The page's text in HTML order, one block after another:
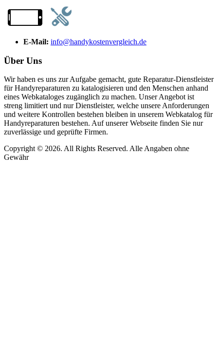
E-Mail: info@handykostenvergleich.de
Über Uns
Wir haben es uns zur Aufgabe gemacht, gute Reparatur-Dienstleister
für Handyreparaturen zu katalogisieren und den Menschen anhand
eines Webkataloges zugänglich zu machen. Unser Angebot ist
streng limitiert und nur Dienstleister, welche unsere Anforderungen
und weitere Kontrollen bestehen bleiben in unserem Webkatalog für
Handyreparaturen bestehen. Auf unserer Webseite finden Sie nur
zuverlässige und geprüfte Firmen.
Copyright © 2026. All Rights Reserved. Alle Angaben ohne
Gewähr